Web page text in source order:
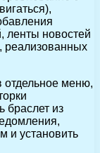
ленты новостей
реализованных
отдельное меню,
браслет из
и установить